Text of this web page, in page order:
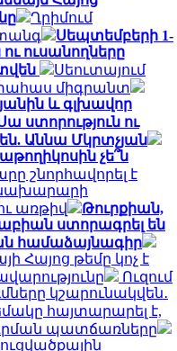
Ղրիմում
Սեպտեմբերի 1-
ուսանողները
Սեուտայում
միգրանտ
և գլխավոր
ստորություն ու
Աննա Մկրտչյան
չե՞ն
շնորհավորել է
առթիվ
Թուրքիան,
ստորագրել են
համաձայնագիր
Հայոց թեմը կոչ է
Ուզում
կշարունակվեն․
հայտարարել է,
պատճառները